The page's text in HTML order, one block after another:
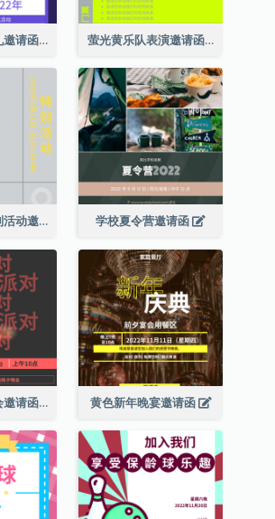
紫蓝色毕业典礼邀请函 萤光黄乐队表演邀请函
灰色系展览特别活动邀请函 学校夏令营邀请函
红色系除夕晚会邀请函 黄色新年晚宴邀请函